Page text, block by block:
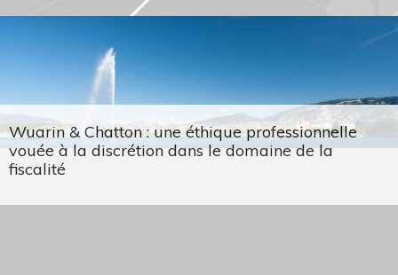
Wuarin & Chatton : une éthique professionnelle
vouée à la discrétion dans le domaine de la
fiscalité